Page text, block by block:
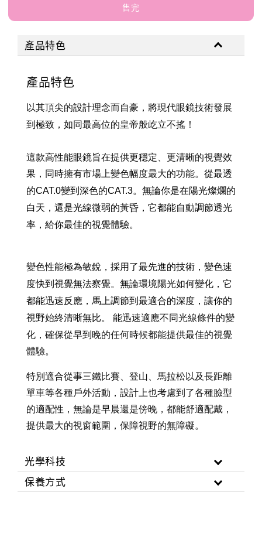
售完
產品特色
產品特色
以其頂尖的設計理念而自豪，將現代眼鏡技術發展
到極致，如同最高位的皇帝般屹立不搖！
這款高性能眼鏡旨在提供更穩定、更清晰的視覺效
果，同時擁有市場上變色幅度最大的功能。
從最透
的CAT.0變到深色的CAT.3。無論你是在陽光燦爛的
白天，還是光線微弱的黃昏，它都能自動調節透光
率，給你最佳的視覺體驗。
變色性能極為敏銳， 採用了最先進的技術，變色速
度快到視覺無法察覺。無論環境陽光如何變化，它
都能迅速反應，馬上調節到最適合的深度，讓你的
視野始終清晰無比。 能迅速適應不同光線條件的變
化，確保從早到晚的任何時候都能提供最佳的視覺
體驗。
特別適合從事三鐵比賽、登山、馬拉松以及長距離
單車等各種戶外活動，設計上也考慮到了各種臉型
的適配性，無論是早晨還是傍晚，都能舒適配戴，
提供最大的視窗範圍，保障視野的無障礙。
光學科技
保養方式